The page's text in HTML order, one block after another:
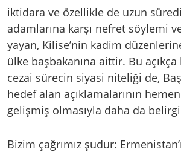
iktidara ve özellikle de uzun
adamlarına karşı nefret söylemi
yayan, Kilise’nin kadim
ülke başbakanına aittir. Bu açıkça
cezai sürecin siyasi niteliği de,
hedef alan açıklamalarının
gelişmiş olmasıyla daha da
Bizim çağrımız şudur: